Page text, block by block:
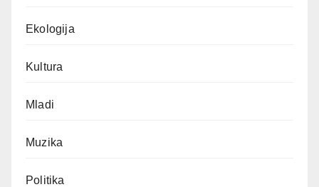
Ekologija
Kultura
Mladi
Muzika
Politika